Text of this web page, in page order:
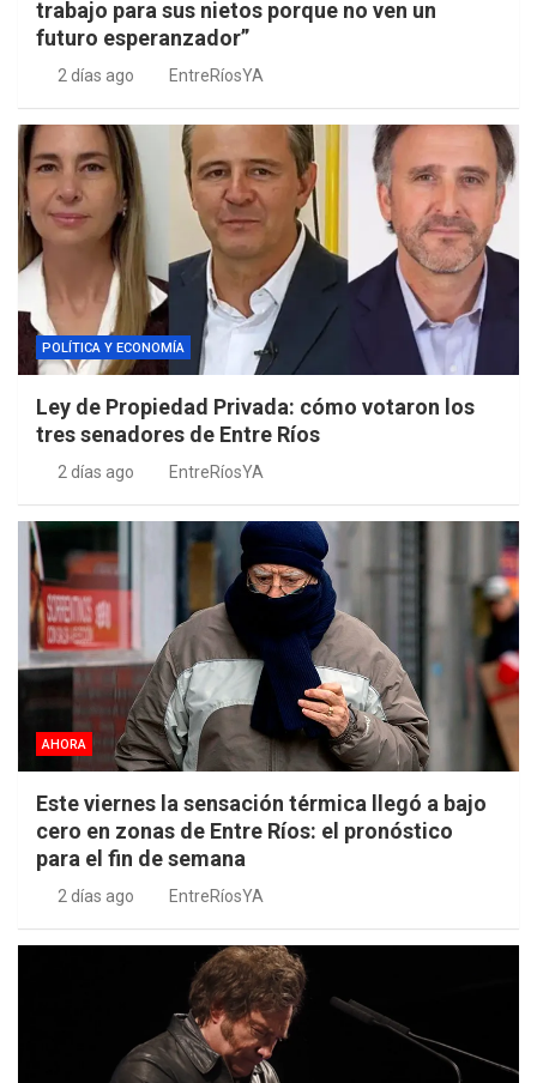
trabajo para sus nietos porque no ven un
futuro esperanzador”
2 días ago EntreRíosYA
POLÍTICA Y ECONOMÍA
Ley de Propiedad Privada: cómo votaron los
tres senadores de Entre Ríos
2 días ago EntreRíosYA
AHORA
Este viernes la sensación térmica llegó a bajo
cero en zonas de Entre Ríos: el pronóstico
para el fin de semana
2 días ago EntreRíosYA